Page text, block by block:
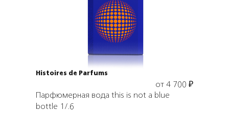
Выбрать объем
Histoires de Parfums
от 4 700 ₽
Парфюмерная вода this is not a blue
bottle 1/.6